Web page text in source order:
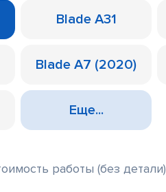
Blade A31
Blade A7 (2020)
Еще...
работы (без детали)